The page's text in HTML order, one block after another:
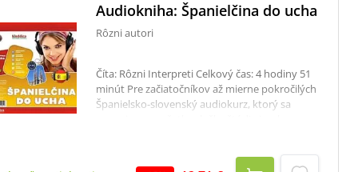
Audiokniha: Španielčina do ucha
Rôzni autori
Číta: Rôzni Interpreti Celkový čas: 4 hodiny 51
minút Pre začiatočníkov až mierne pokročilých
Španielsko-slovenský audiokurz, ktorý sa
ozvučených príkladových viet, slov a fráz a